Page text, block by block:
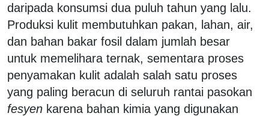
daripada konsumsi dua puluh tahun yang lalu.
Produksi kulit membutuhkan pakan, lahan, air,
dan bahan bakar fosil dalam jumlah besar
untuk memelihara ternak, sementara proses
penyamakan kulit adalah salah satu proses
yang paling beracun di seluruh rantai pasokan
fesyen karena bahan kimia yang digunakan